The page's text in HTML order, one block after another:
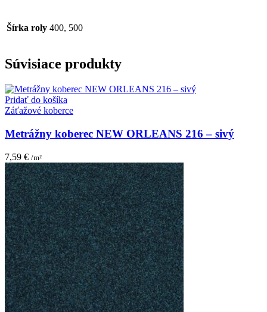
Šírka roly 400, 500
Súvisiace produkty
Pridať do košíka
Záťažové koberce
Metrážny koberec NEW ORLEANS 216 – sivý
7,59 € /m²